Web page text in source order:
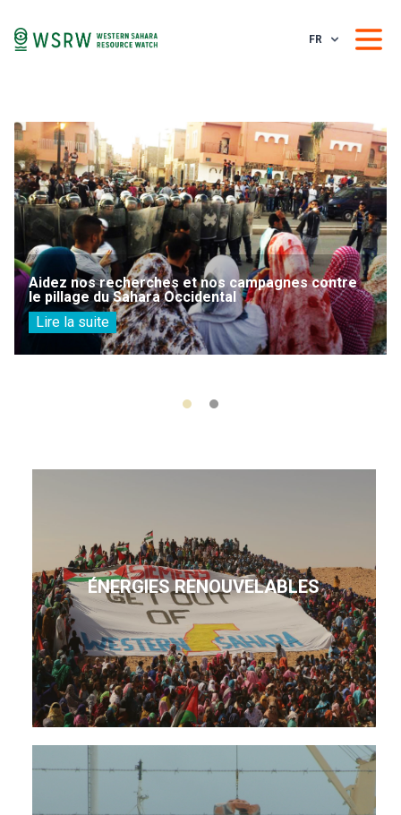
FR
Aidez nos recherches et nos campagnes contre
le pillage du Sahara Occidental
Lire la suite
ÉNERGIES RENOUVELABLES